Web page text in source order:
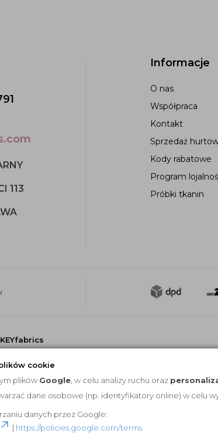
cookie
plików Google , w celu analizy ruchu oraz
dane osobowe (np. identyfikatory online) w celu
danych przez Google:
| https://policies.google.com/terms
Informacje
O nas
Współpraca
Kontakt
Sprzedaż
Kody rabatowe
Program
Próbki tkanin
113
KEYfabrics